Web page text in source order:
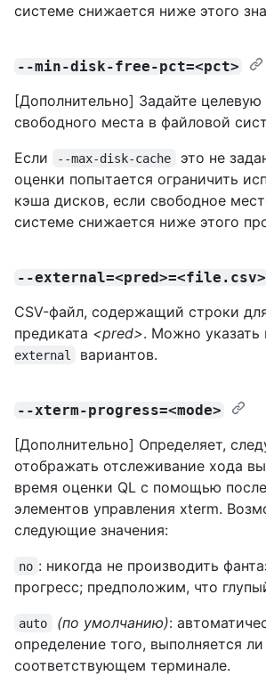
системе снижается ниже этого
--min-disk-free-pct=<pct>
[Дополнительно] Задайте
свободного места в файловой
Если
--max-disk-cache
это не
оценки попытается ограничить
кэша дисков, если свободное
системе снижается ниже этого
--external=<pred>=<file.csv>
CSV-файл, содержащий строки
предиката <pred>. Можно указать
external
вариантов.
--xterm-progress=<mode>
[Дополнительно] Определяет,
отображать отслеживание хода
время оценки QL с помощью
элементов управления xterm.
следующие значения:
no : никогда не производить
прогресс; предположим, что
auto (по умолчанию):
определение того, выполняется
соответствующем терминале.